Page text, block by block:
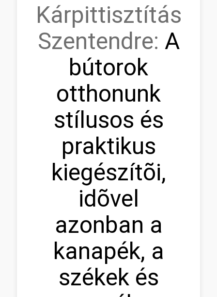
Kárpittisztítás
Szentendre: A
bútorok
otthonunk
stílusos és
praktikus
kiegészítõi,
idõvel
azonban a
kanapék, a
székek és